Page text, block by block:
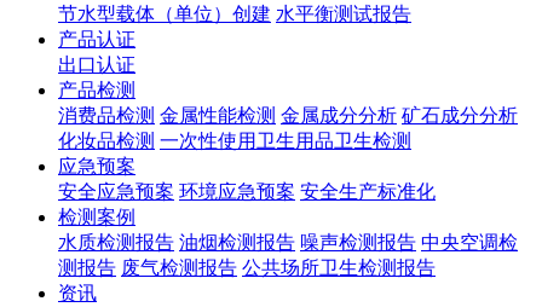
节水型载体（单位）创建 水平衡测试报告
产品认证
出口认证
产品检测
消费品检测 金属性能检测 金属成分分析 矿石成分分析
化妆品检测 一次性使用卫生用品卫生检测
应急预案
安全应急预案 环境应急预案 安全生产标准化
检测案例
水质检测报告 油烟检测报告 噪声检测报告 中央空调检
测报告 废气检测报告 公共场所卫生检测报告
资讯